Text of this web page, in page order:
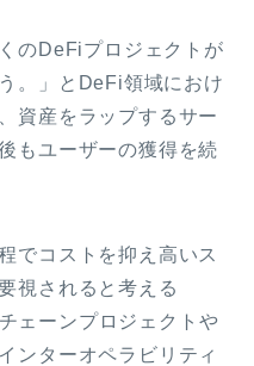
のDeFiプロジェクトが
。」とDeFi領域におけ
資産をラップするサー
もユーザーの獲得を続
でコストを抑え高いス
視されると考える
ェーンプロジェクトや
ンターオペラビリティ